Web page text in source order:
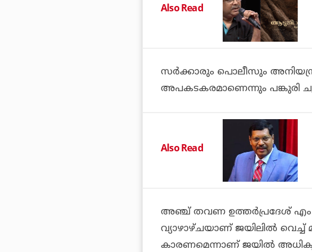
Also Read
സര്‍ക്കാരും പൊലീസും
അപകടകരമാണെന്നും പങ്കുരി
Also Read
അഞ്ച് തവണ ഉത്തര്‍പ്രദേശ്
വ്യാഴാഴ്ചയാണ് ജയിലില്‍
കാരണമെന്നാണ് ജയില്‍